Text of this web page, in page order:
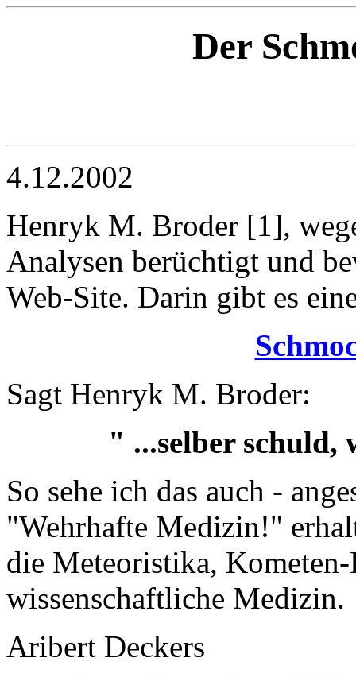
Der
4.12.2002
Henryk M. Broder [1],
Analysen berüchtigt und
Web-Site. Darin gibt es
Sagt Henryk M. Broder:
" ...selber schuld,
So sehe ich das auch -
"Wehrhafte Medizin!"
die Meteoristika,
wissenschaftliche Medizin.
Aribert Deckers